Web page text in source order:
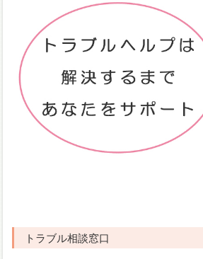
トラブル相談窓口